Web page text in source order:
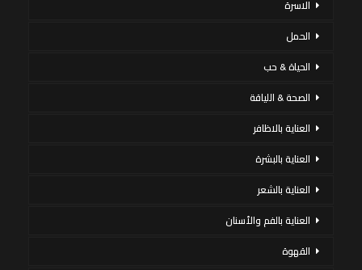
الاسرة
الحمل
الحياة & حب
الصحة & اللياقة
العناية بالاظافر
العناية بالبشرة
العناية بالشعر
العناية بالفم والأسنان
القهوة